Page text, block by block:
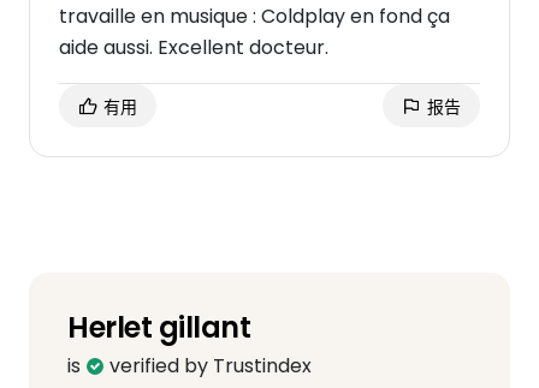
travaille en musique : Coldplay en fond ça
aide aussi. Excellent docteur.
有用 报告
Herlet gillant
is verified by Trustindex